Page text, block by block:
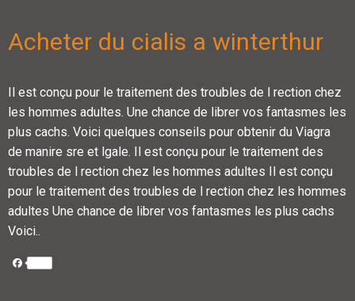
Acheter du cialis a winterthur
Il est conçu pour le traitement des troubles de l rection chez
les hommes adultes. Une chance de librer vos fantasmes les
plus cachs. Voici quelques conseils pour obtenir du Viagra
de manire sre et lgale. Il est conçu pour le traitement des
troubles de l rection chez les hommes adultes Il est conçu
pour le traitement des troubles de l rection chez les hommes
adultes Une chance de librer vos fantasmes les plus cachs
Voici..
Facebook